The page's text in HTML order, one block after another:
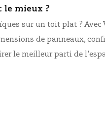
le mieux ?
sur un toit plat ? Avec
de panneaux,
le meilleur parti de